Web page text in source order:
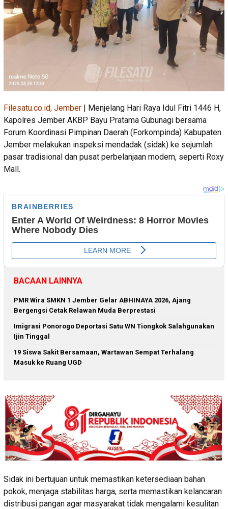
Filesatu.co.id, Jember | Menjelang Hari Raya Idul Fitri 1446 H,
Kapolres Jember AKBP Bayu Pratama Gubunagi bersama
Forum Koordinasi Pimpinan Daerah (Forkompinda) Kabupaten
Jember melakukan inspeksi mendadak (sidak) ke sejumlah
pasar tradisional dan pusat perbelanjaan modern, seperti Roxy
Mall.
BACAAN LAINNYA
PMR Wira SMKN 1 Jember Gelar ABHINAYA 2026, Ajang
Bergengsi Cetak Relawan Muda Berprestasi
Imigrasi Ponorogo Deportasi Satu WN Tiongkok Salahgunakan
Ijin Tinggal
19 Siswa Sakit Bersamaan, Wartawan Sempat Terhalang
Masuk ke Ruang UGD
Sidak ini bertujuan untuk memastikan ketersediaan bahan
pokok, menjaga stabilitas harga, serta memastikan kelancaran
distribusi pangan agar masyarakat tidak mengalami kesulitan